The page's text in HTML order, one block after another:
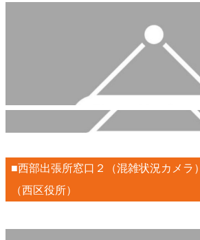
■西部出張所窓口２（混雑状況カメラ）
（西区役所）